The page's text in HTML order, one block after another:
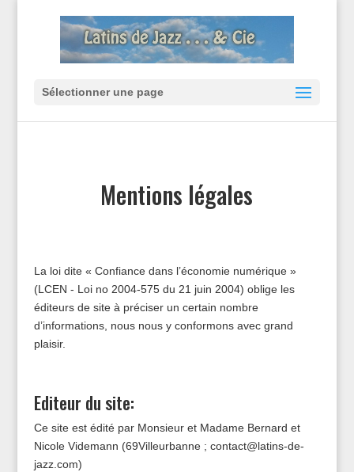
Sélectionner une page
Mentions légales
La loi dite « Confiance dans l’économie numérique »
(LCEN - Loi no 2004-575 du 21 juin 2004) oblige les
éditeurs de site à préciser un certain nombre
d’informations, nous nous y conformons avec grand
plaisir.
Editeur du site:
Ce site est édité par Monsieur et Madame Bernard et
Nicole Videmann (69Villeurbanne ; contact@latins-de-
jazz.com)